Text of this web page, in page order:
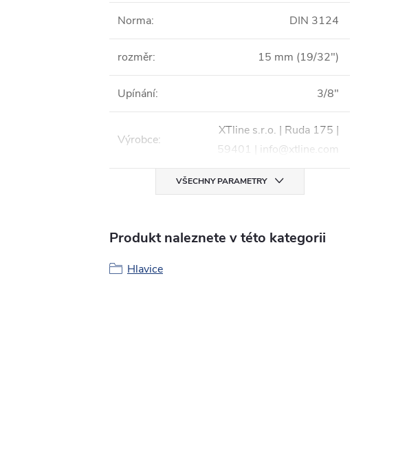
Norma: DIN 3124
rozměr: 15 mm (19/32")
Upínání: 3/8"
Výrobce:
XTline s.r.o. | Ruda 175 |
59401 | info@xtline.com
VŠECHNY PARAMETRY
Produkt naleznete v této kategorii
Hlavice